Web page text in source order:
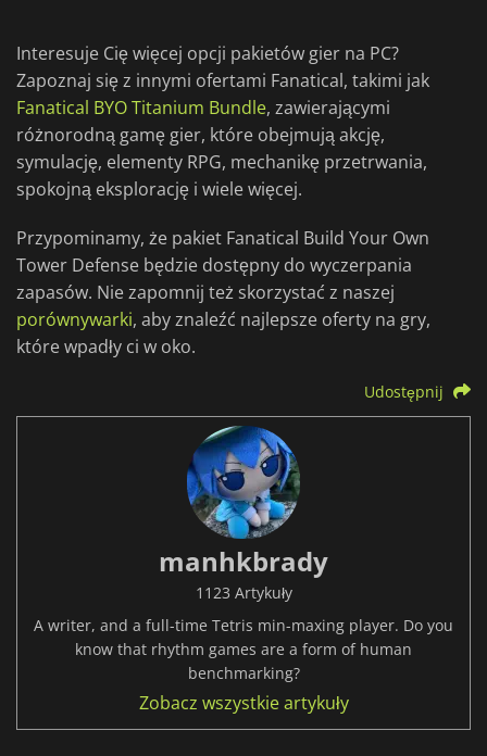
Interesuje Cię więcej opcji pakietów gier na PC?
Zapoznaj się z innymi ofertami Fanatical, takimi jak
Fanatical BYO Titanium Bundle, zawierającymi
różnorodną gamę gier, które obejmują akcję,
symulację, elementy RPG, mechanikę przetrwania,
spokojną eksplorację i wiele więcej.
Przypominamy, że pakiet Fanatical Build Your Own
Tower Defense będzie dostępny do wyczerpania
zapasów. Nie zapomnij też skorzystać z naszej
porównywarki, aby znaleźć najlepsze oferty na gry,
które wpadły ci w oko.
Udostępnij
manhkbrady
1123 Artykuły
A writer, and a full-time Tetris min-maxing player. Do you
know that rhythm games are a form of human
benchmarking?
Zobacz wszystkie artykuły